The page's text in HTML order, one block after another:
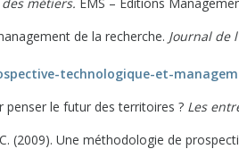
de la recherche. Journal de
technologique-et-
penser le futur des territoires ? Les
(2009). Une méthodologie de